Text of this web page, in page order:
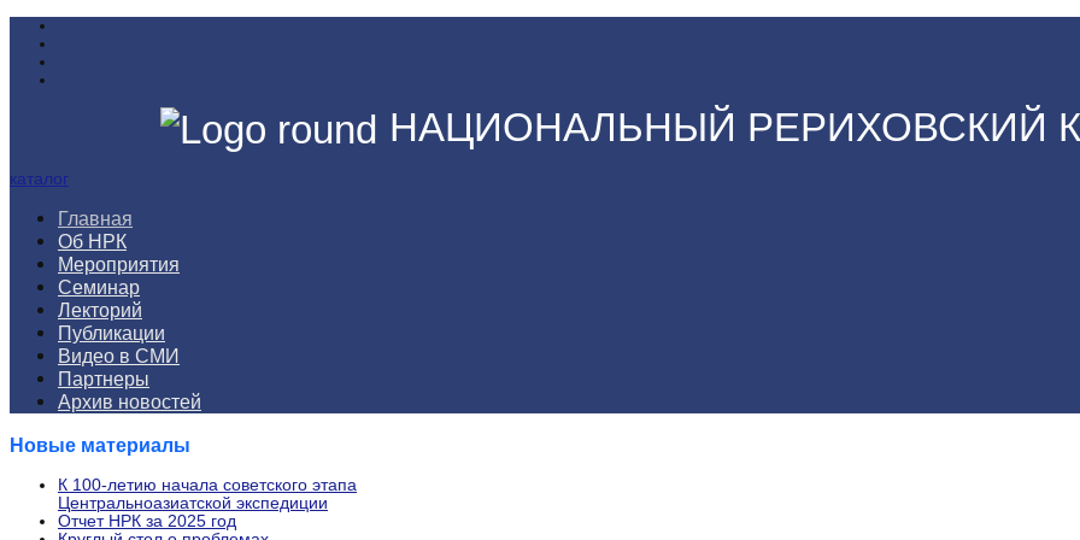
НАЦИОНАЛЬНЫЙ РЕРИХОВСКИЙ
каталог
Главная
Об НРК
Мероприятия
Семинар
Лекторий
Публикации
Видео в СМИ
Партнеры
Архив новостей
Новые материалы
К 100-летию начала советского этапа
Центральноазиатской экспедиции
Отчет НРК за 2025 год